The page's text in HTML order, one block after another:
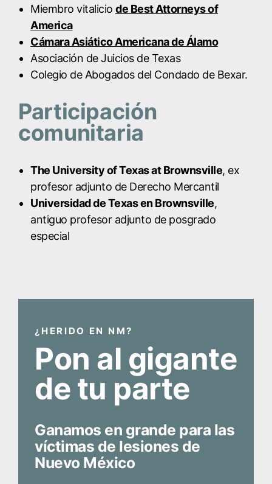
Miembro vitalicio de Best Attorneys of
America
Cámara Asiático Americana de Álamo
Asociación de Juicios de Texas
Colegio de Abogados del Condado de Bexar.
Participación
comunitaria
The University of Texas at Brownsville, ex
profesor adjunto de Derecho Mercantil
Universidad de Texas en Brownsville,
antiguo profesor adjunto de posgrado
especial
¿HERIDO EN NM?
Pon al gigante
de tu parte
Ganamos en grande para las
víctimas de lesiones de
Nuevo México